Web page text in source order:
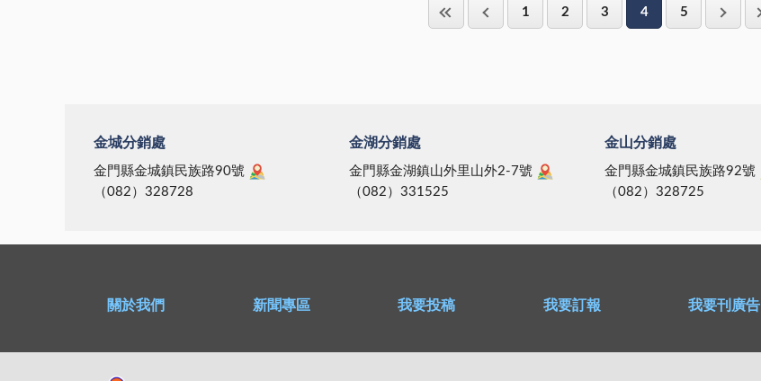
1 2 3 4 5
金城分銷處
金門縣金城鎮民族路90號
（082）328728
金湖分銷處
金門縣金湖鎮山外里山外2-7號
（082）331525
金山分銷處
金門縣金城鎮民族路92號
（082）328725
關於我們 新聞專區 我要投稿 我要訂報 我要刊廣告